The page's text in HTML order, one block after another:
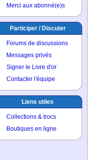
Merci aux abonné(e)s
Participer / Discuter
Forums de discussions
Messages privés
Signer le Livre d'or
Contacter l'équipe
Liens utiles
Collections & trocs
Boutiques en ligne